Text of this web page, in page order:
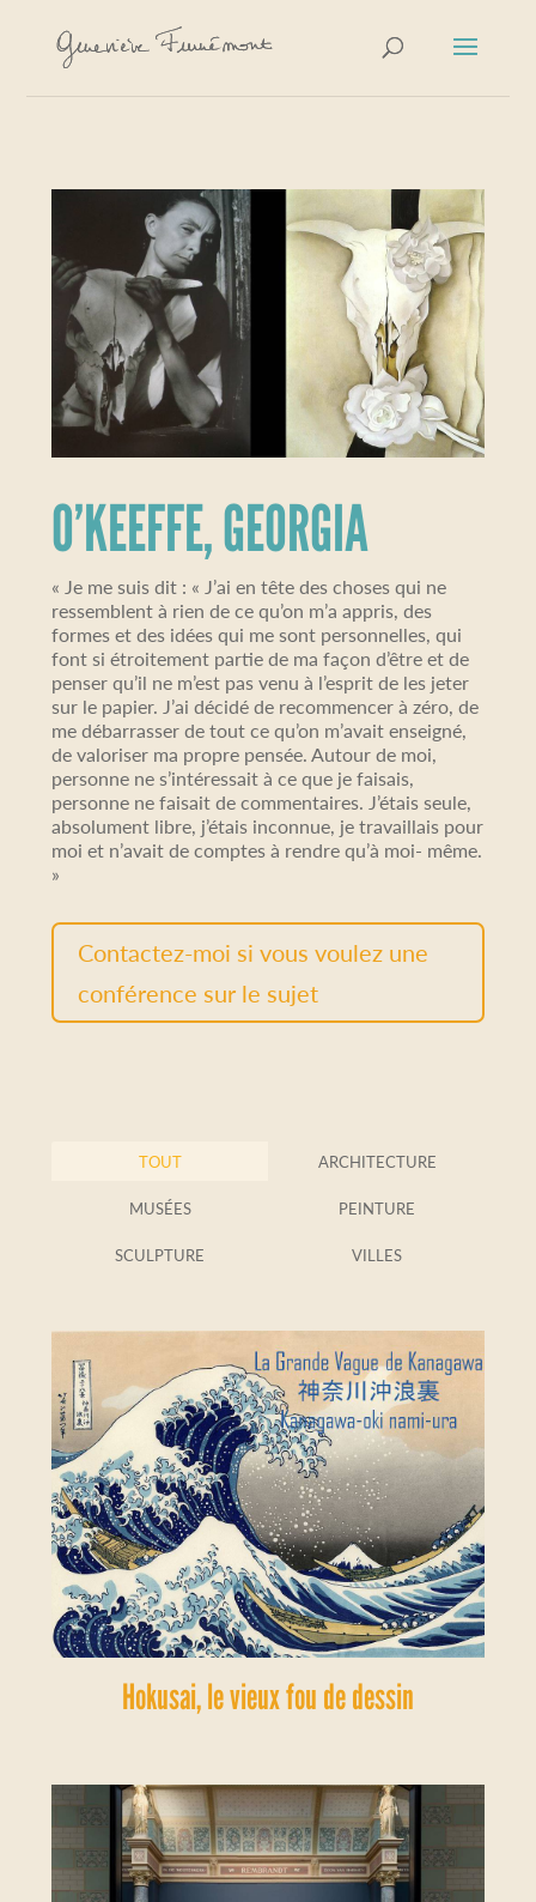
O’KEEFFE, GEORGIA
« Je me suis dit : « J’ai en tête des choses qui ne
ressemblent à rien de ce qu’on m’a appris, des
formes et des idées qui me sont personnelles, qui
font si étroitement partie de ma façon d’être et de
penser qu’il ne m’est pas venu à l’esprit de les jeter
sur le papier. J’ai décidé de recommencer à zéro, de
me débarrasser de tout ce qu’on m’avait enseigné,
de valoriser ma propre pensée. Autour de moi,
personne ne s’intéressait à ce que je faisais,
personne ne faisait de commentaires. J’étais seule,
absolument libre, j’étais inconnue, je travaillais pour
moi et n’avait de comptes à rendre qu’à moi- même.
»
Contactez-moi si vous voulez une
conférence sur le sujet
TOUT ARCHITECTURE
MUSÉES PEINTURE
SCULPTURE VILLES
Hokusai, le vieux fou de dessin